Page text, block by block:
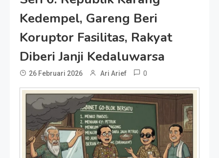
Kedempel, Gareng Beri
Koruptor Fasilitas, Rakyat
Diberi Janji Kedaluwarsa
26 Februari 2026 Ari Arief 0